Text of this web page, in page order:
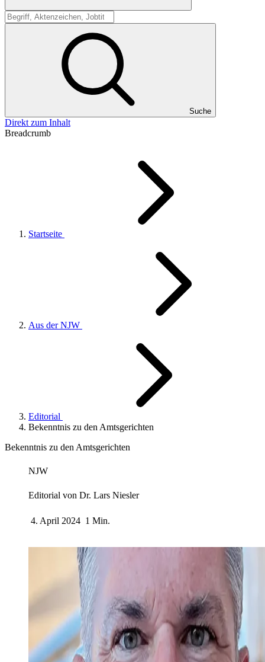
Suche
Suche
Direkt zum Inhalt
Breadcrumb
Startseite
Aus der NJW
Editorial
Bekenntnis zu den Amtsgerichten
Bekenntnis zu den Amtsgerichten
NJW
Editorial von Dr. Lars Niesler
4. April 2024 1 Min.